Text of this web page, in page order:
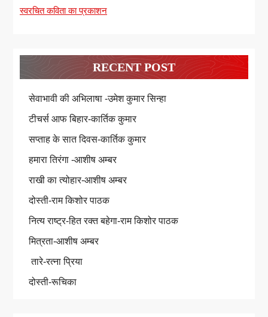
स्वरचित कविता का प्रकाशन
RECENT POST
सेवाभावी की अभिलाषा -उमेश कुमार सिन्हा
टीचर्स आफ बिहार-कार्तिक कुमार
सप्ताह के सात दिवस-कार्तिक कुमार
हमारा तिरंगा -आशीष अम्बर
राखी का त्योहार-आशीष अम्बर
दोस्ती-राम किशोर पाठक
नित्य राष्ट्र-हित रक्त बहेगा-राम किशोर पाठक
मित्रता-आशीष अम्बर
तारे-रत्ना प्रिया
दोस्ती-रूचिका